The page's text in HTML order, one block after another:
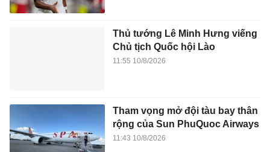
Thủ tướng Lê Minh Hưng viếng
Chủ tịch Quốc hội Lào
11:55 10/8/2026
Tham vọng mở đội tàu bay thân
rộng của Sun PhuQuoc Airways
11:43 10/8/2026